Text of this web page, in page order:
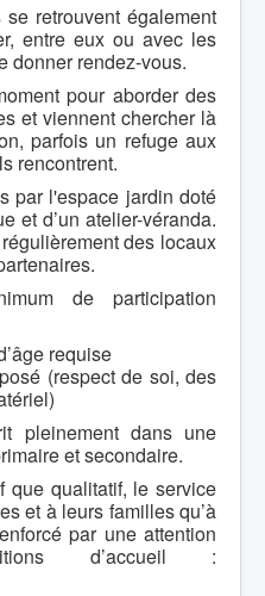
retrouvent également
entre eux ou avec les
donner rendez-vous.
pour aborder des
et viennent chercher là
parfois un refuge aux
rencontrent.
par l'espace jardin doté
et d’un atelier-véranda.
des locaux
de participation
requise
(respect de soi, des
pleinement dans une
et secondaire.
que qualitatif, le service
et à leurs familles qu’à
par une attention
d’accueil :